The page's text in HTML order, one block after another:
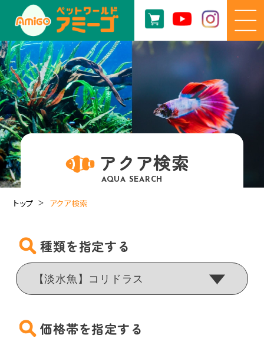
アクア検索
AQUA SEARCH
トップ アクア検索
種類を指定する
価格帯を指定する